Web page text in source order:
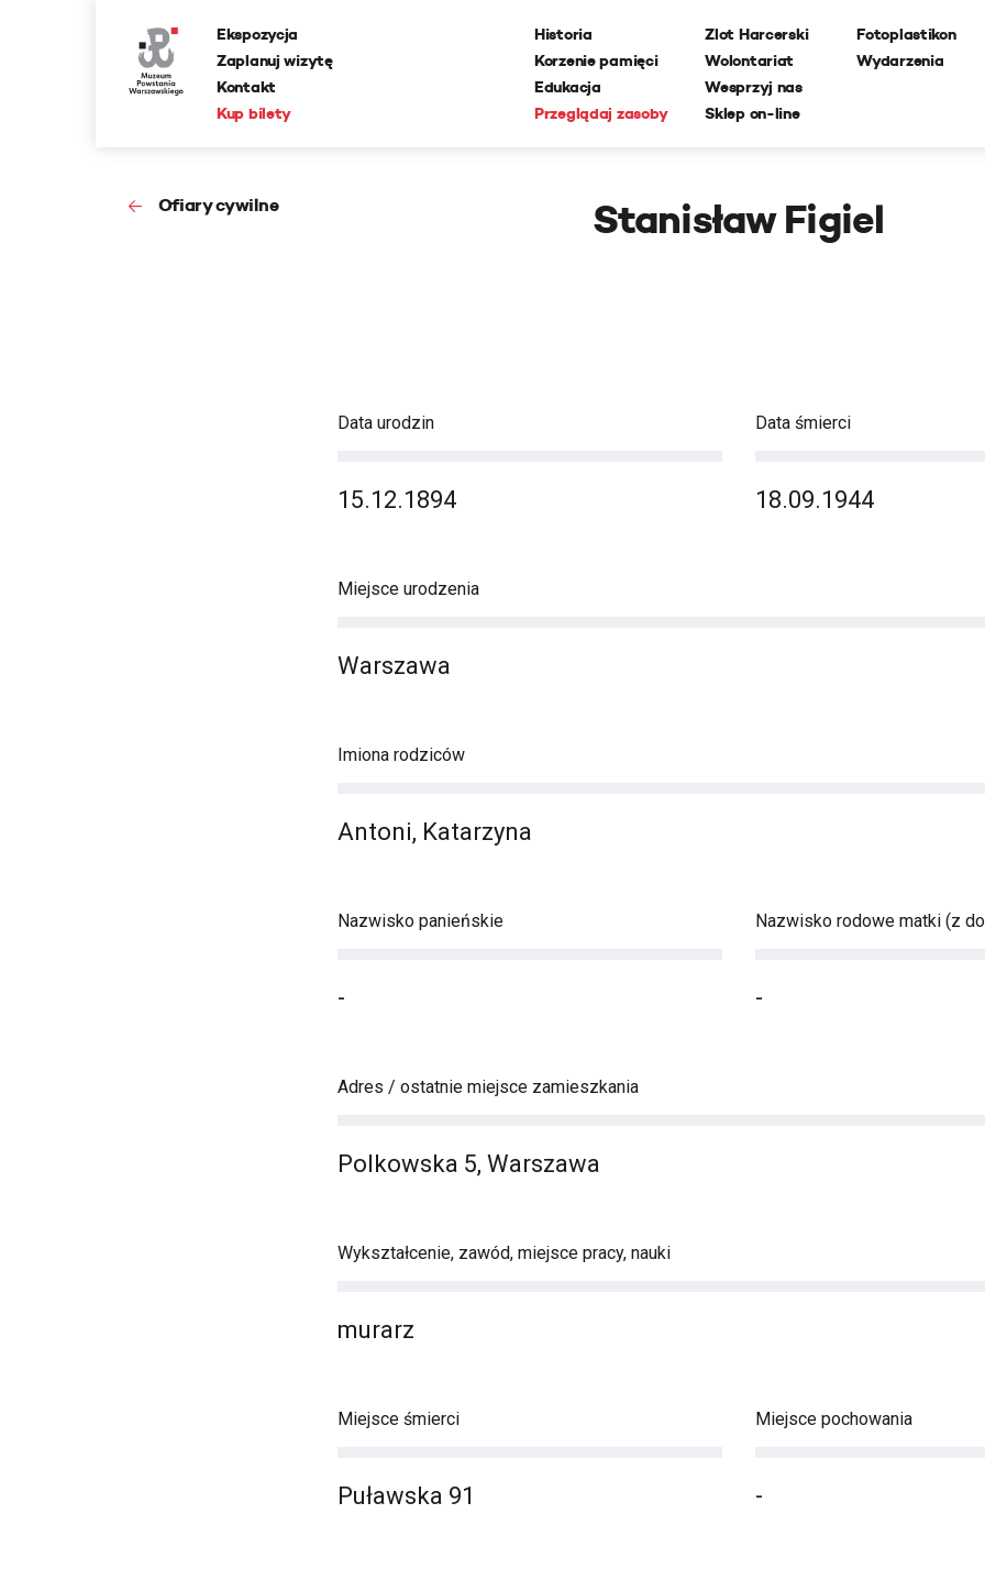
Ekspozycja
Zaplanuj wizytę
Kontakt
Kup bilety
Historia
Korzenie pamięci
Edukacja
Przeglądaj zasoby
Zlot Harcerski
Wolontariat
Wesprzyj nas
Sklep on-line
Fotoplastikon
Wydarzenia
Ofiary cywilne Stanisław Figiel
Data urodzin
15.12.1894
Data śmierci
18.09.1944
Miejsce urodzenia
Warszawa
Imiona rodziców
Antoni, Katarzyna
Nazwisko panieńskie
-
Nazwisko rodowe matki (z
-
Adres / ostatnie miejsce zamieszkania
Polkowska 5, Warszawa
Wykształcenie, zawód, miejsce pracy, nauki
murarz
Miejsce śmierci
Puławska 91
Miejsce pochowania
-